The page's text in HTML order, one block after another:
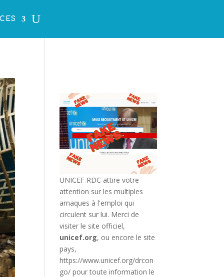
UNICEF RDC attire votre
attention sur les multiples
arnaques à l'emploi qui
circulent sur lui. Merci de
visiter le site officiel,
unicef.org, ou encore le site
pays,
https://www.unicef.org/drcon
go/ pour toute information le